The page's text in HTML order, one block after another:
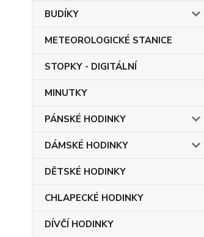
BUDÍKY
METEOROLOGICKÉ STANICE
STOPKY - DIGITÁLNÍ
MINUTKY
PÁNSKÉ HODINKY
DÁMSKÉ HODINKY
DĚTSKÉ HODINKY
CHLAPECKÉ HODINKY
DÍVČÍ HODINKY